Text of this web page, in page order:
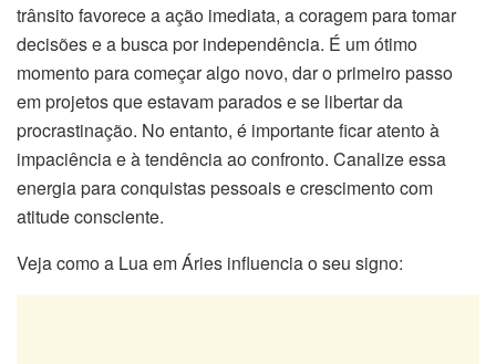
trânsito favorece a ação imediata, a coragem para tomar
decisões e a busca por independência. É um ótimo
momento para começar algo novo, dar o primeiro passo
em projetos que estavam parados e se libertar da
procrastinação. No entanto, é importante ficar atento à
impaciência e à tendência ao confronto. Canalize essa
energia para conquistas pessoais e crescimento com
atitude consciente.
Veja como a Lua em Áries influencia o seu signo: